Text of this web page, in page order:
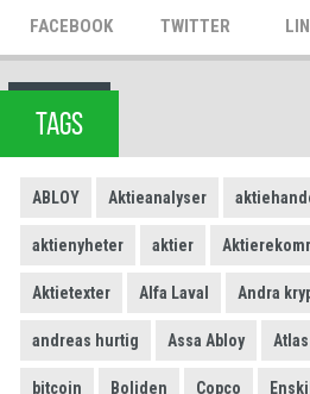
FACEBOOK TWITTER
TAGS
ABLOY Aktieanalyser
aktienyheter aktier
Aktietexter Alfa Laval Andra
andreas hurtig Assa Abloy
bitcoin Boliden Copco